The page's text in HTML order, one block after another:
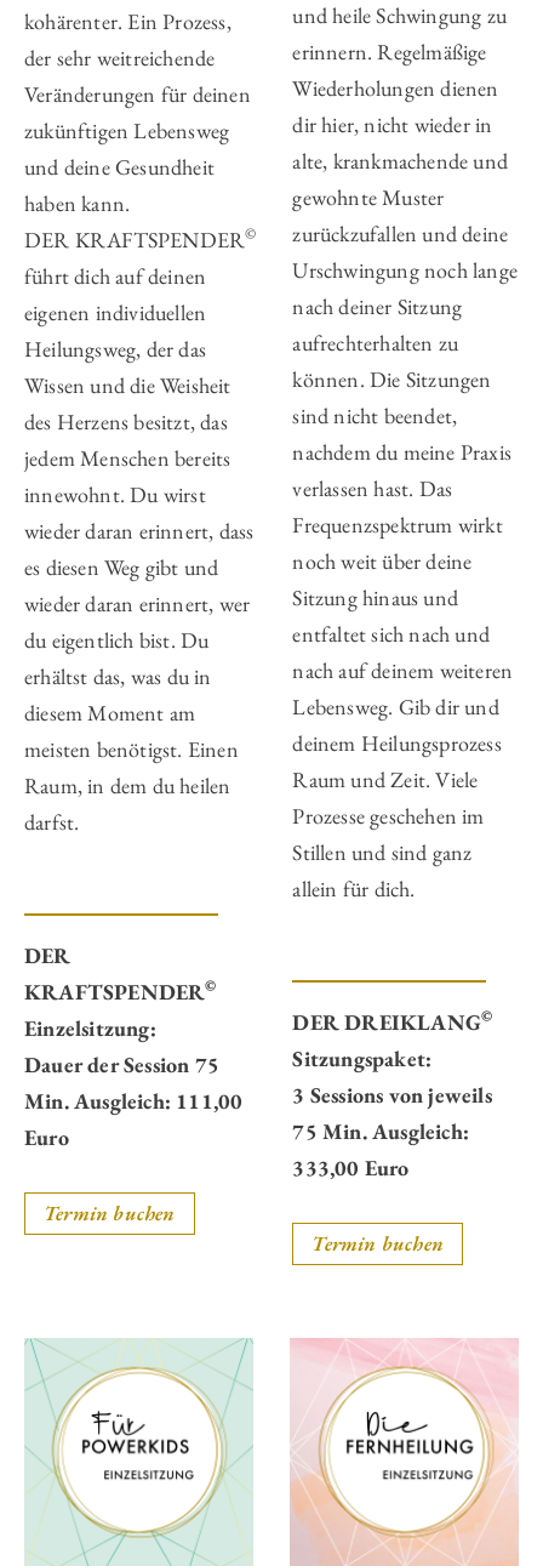
kohärenter. Ein Prozess,
der sehr weit­reichende
Veränderungen für deinen
zukünftigen Lebensweg
und deine Gesundheit
haben kann.
DER KRAFTSPENDER©
führt dich auf deinen
eigenen individuellen
Heilungsweg, der das
Wissen und die Weisheit
des Herzens besitzt, das
jedem Menschen bereits
innewohnt. Du wirst
wieder daran erinnert, dass
es diesen Weg gibt und
wieder daran erinnert, wer
du eigentlich bist. Du
erhältst das, was du in
diesem Moment am
meisten benötigst. Einen
Raum, in dem du heilen
darfst.
DER
KRAFTSPENDER©
Einzelsitzung:
Dauer der Session 75
Min. Ausgleich: 111,00
Euro
Termin buchen
und heile Schwingung zu
erinnern. Regelmäßige
Wiederholungen dienen
dir hier, nicht wieder in
alte, krankmachende und
gewohnte Muster
zurückzufallen und deine
Urschwingung noch lange
nach deiner Sitzung
aufrechterhalten zu
können. Die Sitzungen
sind nicht beendet,
nachdem du meine Praxis
verlassen hast. Das
Frequenzspektrum wirkt
noch weit über deine
Sitzung hinaus und
entfaltet sich nach und
nach auf deinem weiteren
Lebensweg. Gib dir und
deinem Heilungsprozess
Raum und Zeit. Viele
Prozesse geschehen im
Stillen und sind ganz
allein für dich.
DER DREIKLANG©
Sitzungspaket:
3 Sessions von jeweils
75 Min. Ausgleich:
333,00 Euro
Termin buchen